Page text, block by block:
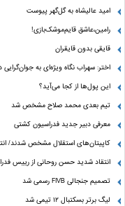
امید عالیشاه به گل‌گهر پیوست
رامین،عاشق قایم‌موشک‌بازی!
قایقی بدون قایقران
اختر: سهراب نگاه ویژه‌ای به جوان‌گرایی
این پول‌ها از کجا می‌آید؟
تیم بعدی محمد صلاح مشخص شد
معرفی دبیر جدید فدراسیون کشتی
کاپیتان‌های استقلال مشخص شدند/
انتقاد شدید حسن روحانی از رییس
تصمیم جنجالی FIVB رسمی شد
لیگ برتر بسکتبال ۱۲ تیمی شد